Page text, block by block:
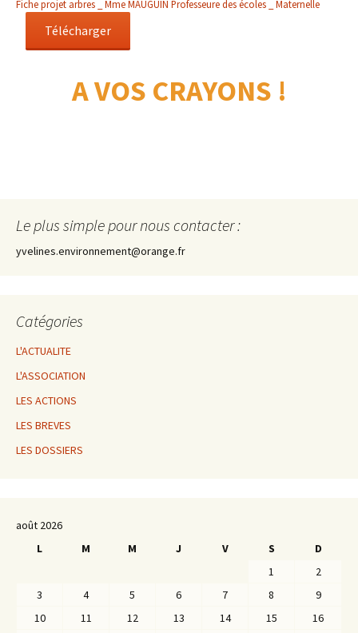
Fiche projet arbres _ Mme MAUGUIN Professeure des écoles _ Maternelle
Télécharger
A VOS CRAYONS !
Le plus simple pour nous contacter :
yvelines.environnement@orange.fr
Catégories
L'ACTUALITE
L'ASSOCIATION
LES ACTIONS
LES BREVES
LES DOSSIERS
août 2026
L
M M J V S
D
1
2
3
4 5 6 7 8
9
10
11 12 13 14 15
16